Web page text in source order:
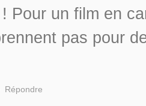
Pour un film en
pas pour
Répondre